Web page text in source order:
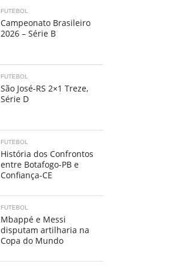
FUTEBOL
Campeonato Brasileiro
2026 – Série B
FUTEBOL
São José-RS 2×1 Treze,
Série D
FUTEBOL
História dos Confrontos
entre Botafogo-PB e
Confiança-CE
FUTEBOL
Mbappé e Messi
disputam artilharia na
Copa do Mundo